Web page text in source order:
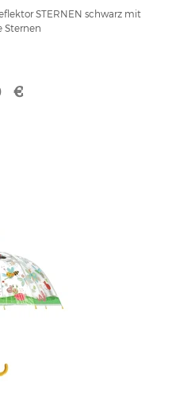
STERNEN schwarz mit
Sternen
€